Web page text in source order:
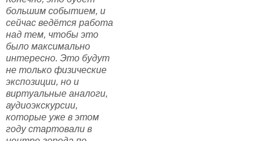
большим событием, и
сейчас ведётся работа
над тем, чтобы это
было максимально
интересно. Это будут
не только физические
экспозиции, но и
виртуальные аналоги,
аудиоэкскурсии,
которые уже в этом
году стартовали в